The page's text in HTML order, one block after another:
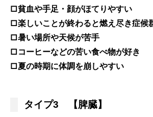
□貧血や手足・顔がほてりやすい
□楽しいことが終わると燃え尽き症候
□暑い場所や天候が苦手
□コーヒーなどの苦い食べ物が好き
□夏の時期に体調を崩しやすい
タイプ3 【脾臓】